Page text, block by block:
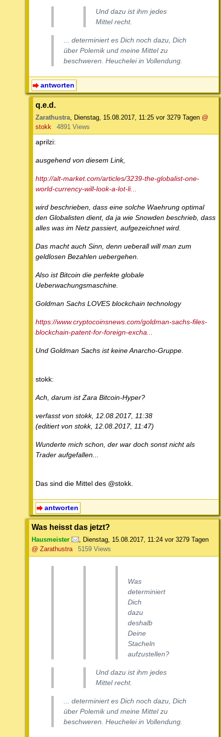
Und dazu ist ihm jedes
Mittel recht.
... determiniert es Dich noch dazu, Dich
über Polemik und meine Mittel zu
beschweren. Heuchelei in Vollendung.
antworten
q.e.d.
Zarathustra Dienstag, 15.08.2017, 11:25 vor 3279 Tagen @
stokk
4891 Views
aprilzi:
ausgehend von diesem Link,
http://alt-market.com/articles/3239-the-globalist-one-
world-currency-will-look-a-lot-li...
wird beschrieben, dass eine solche Waehrung optimal
den Globalisten dient, da ja wie Snowden beschrieb, dass
alles was im Netz passiert, aufgezeichnet wird.
Das macht auch Sinn, denn ueberall will man zum
geldlosen Bezahlen uebergehen.
Also ist Bitcoin die perfekte globale
Ueberwachungsmaschine.
Goldman Sachs LOVES blockchain technology
https://www.cryptocoinsnews.com/goldman-sachs-files-
blockchain-patent-for-foreign-excha...
Und Goldman Sachs ist keine Anarcho-Gruppe.
stokk:
Ach, darum ist Zara Bitcoin-Hyper?
verfasst von stokk, 12.08.2017, 11:38
(editiert von stokk, 12.08.2017, 11:47)
Wunderte mich schon, der war doch sonst nicht als
Trader aufgefallen...
Das sind die Mittel des @stokk.
antworten
Was heisst das jetzt?
Hausmeister , Dienstag, 15.08.2017, 11:24 vor 3279 Tagen
@ Zarathustra
5159 Views
Was
determiniert
Dich
dazu
deshalb
Deine
Stacheln
aufzustellen?
Und dazu ist ihm jedes
Mittel recht.
... determiniert es Dich noch dazu, Dich
über Polemik und meine Mittel zu
beschweren. Heuchelei in Vollendung.